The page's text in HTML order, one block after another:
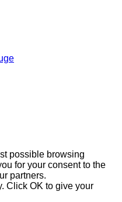
possible browsing
for your consent to the
partners.
Click OK to give your